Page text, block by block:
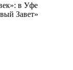
в Уфе
Завет»